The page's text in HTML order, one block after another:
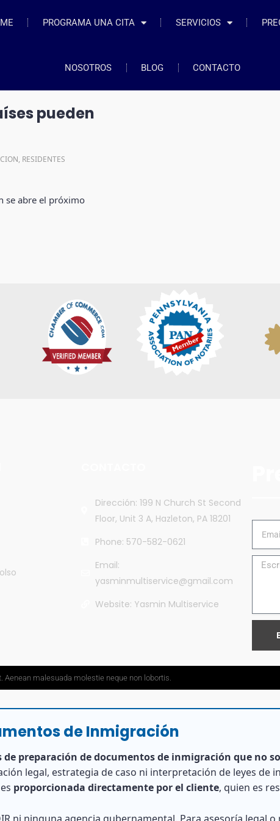
PROGRAMA UNA CITA SERVICIOS
NOSOTROS BLOG CONTACTO
pueden
, RESIDENTES
se abre el próximo
Dirección: 199 N Church St Second
Floor, Unit 3 A, Hazleton, PA 18201
Phone: 570-582-0621
Email:
yasminmultiservice@gmail.com
Website: Yasmin Multiservice
malesuada molestie neque non lobortis.
de Inmigración
de preparación de documentos de inmigración que no
legal, estrategia de caso ni interpretación de leyes de
proporcionada directamente por el cliente, quien es